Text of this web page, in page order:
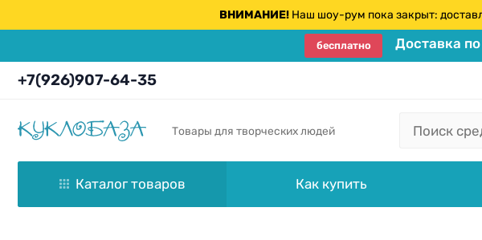
ВНИМАНИЕ!Наш шоу-рум пока закрыт:
бесплатно Доставка
+7(926)907-64-35
Товары для творческих людей
Каталог товаров Как купить